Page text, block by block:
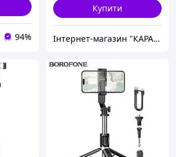
94%
Купити
Інтернет-магазин "КАРАПУЗИК"